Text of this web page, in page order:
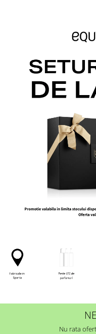
Nu rata